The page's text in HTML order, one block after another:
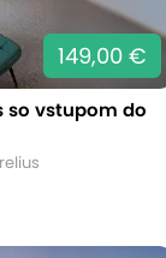
149,00 €
so vstupom do